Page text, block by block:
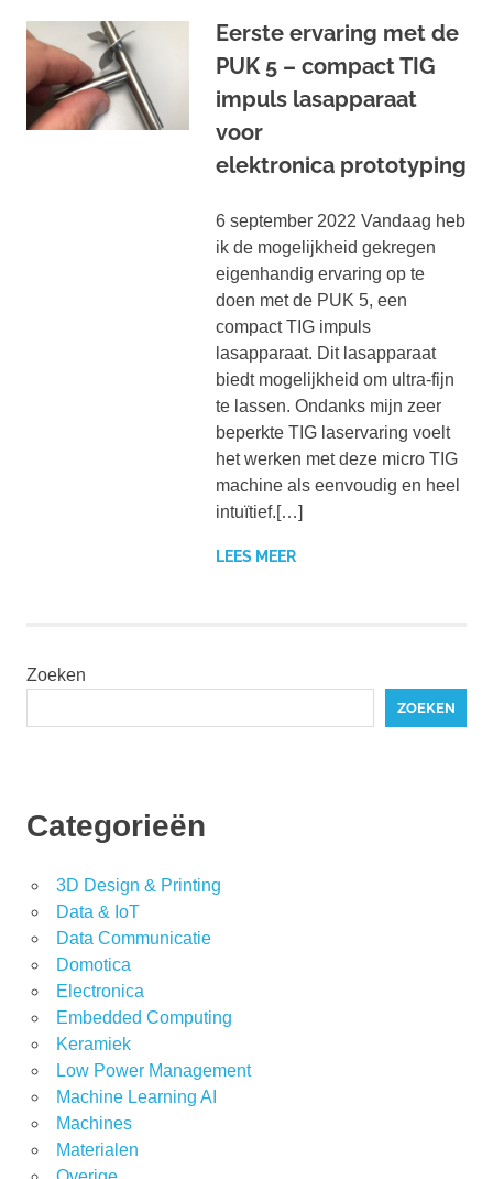
Eerste ervaring met de
PUK 5 – compact TIG
impuls lasapparaat
voor
elektronica prototyping
6 september 2022 Vandaag heb
ik de mogelijkheid gekregen
eigenhandig ervaring op te
doen met de PUK 5, een
compact TIG impuls
lasapparaat. Dit lasapparaat
biedt mogelijkheid om ultra-fijn
te lassen. Ondanks mijn zeer
beperkte TIG laservaring voelt
het werken met deze micro TIG
machine als eenvoudig en heel
intuïtief.[…]
LEES MEER
Zoeken
ZOEKEN
Categorieën
3D Design & Printing
Data & IoT
Data Communicatie
Domotica
Electronica
Embedded Computing
Keramiek
Low Power Management
Machine Learning AI
Machines
Materialen